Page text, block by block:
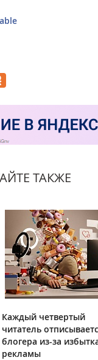
ТАКЖЕ
Каждый четвертый
читатель
блогера из-за
рекламы